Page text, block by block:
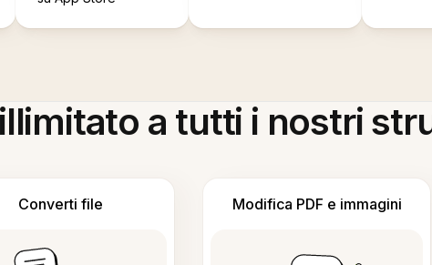
a tutti i nostri
Converti file Modifica PDF e immagini